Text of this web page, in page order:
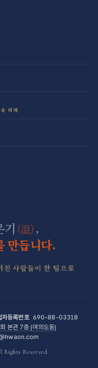
피해
기 (溫) ,
만듭니다.
친 사람들이 한 팀으로
자등록번호 690-88-03318
본관 7층 (여의도동)
Rights Reserved.